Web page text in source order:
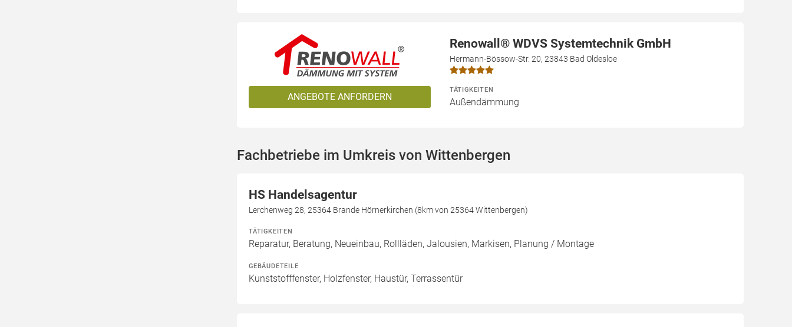
ANGEBOTE ANFORDERN
Renowall® WDVS Systemtechnik GmbH
Hermann-Bössow-Str. 20, 23843 Bad Oldesloe
TÄTIGKEITEN
Außendämmung
Fachbetriebe im Umkreis von Wittenbergen
HS Handelsagentur
Lerchenweg 28, 25364 Brande Hörnerkirchen (8km von 25364 Wittenbergen)
TÄTIGKEITEN
Reparatur, Beratung, Neueinbau, Rollläden, Jalousien, Markisen, Planung / Montage
GEBÄUDETEILE
Kunststofffenster, Holzfenster, Haustür, Terrassentür